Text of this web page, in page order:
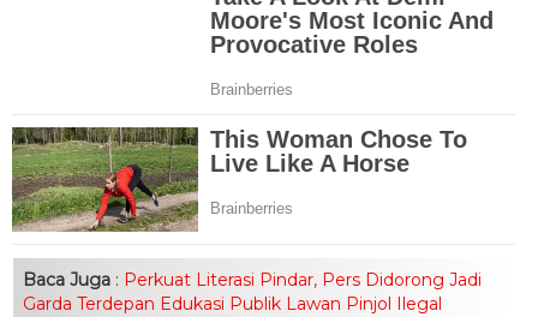
Baca Juga : Perkuat Literasi Pindar, Pers Didorong Jadi
Garda Terdepan Edukasi Publik Lawan Pinjol Ilegal